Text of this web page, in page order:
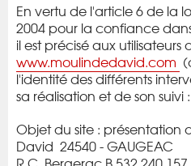
En vertu de l'article 6 de la
2004 pour la confiance
il est précisé aux utilisateurs
www.moulindedavid.com
l'identité des différents
sa réalisation et de son suivi :
Objet du site : présentation
David 24540 - GAUGEAC